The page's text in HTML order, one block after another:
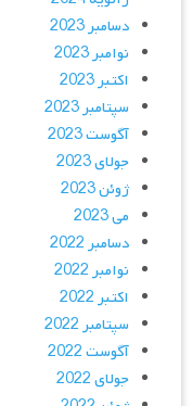
دسامبر 2023
نوامبر 2023
اکتبر 2023
سپتامبر 2023
آگوست 2023
جولای 2023
ژوئن 2023
می 2023
دسامبر 2022
نوامبر 2022
اکتبر 2022
سپتامبر 2022
آگوست 2022
جولای 2022